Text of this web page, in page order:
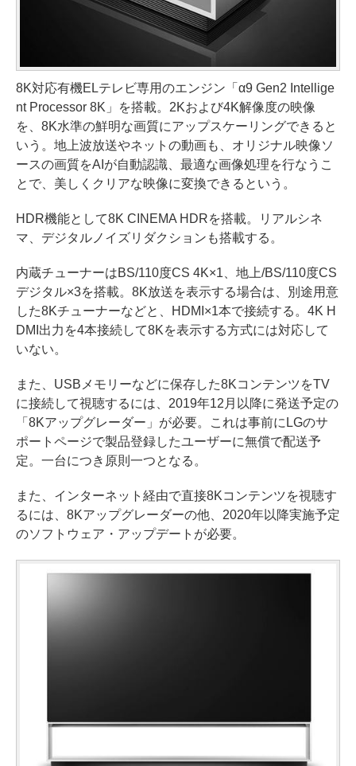
8K対応有機ELテレビ専用のエンジン「α9 Gen2 Intellige
nt Processor 8K」を搭載。2Kおよび4K解像度の映像
を、8K水準の鮮明な画質にアップスケーリングできると
いう。地上波放送やネットの動画も、オリジナル映像ソ
ースの画質をAIが自動認識、最適な画像処理を行なうこ
とで、美しくクリアな映像に変換できるという。
HDR機能として8K CINEMA HDRを搭載。リアルシネ
マ、デジタルノイズリダクションも搭載する。
内蔵チューナーはBS/110度CS 4K×1、地上/BS/110度CS
デジタル×3を搭載。8K放送を表示する場合は、別途用意
した8Kチューナーなどと、HDMI×1本で接続する。4K H
DMI出力を4本接続して8Kを表示する方式には対応して
いない。
また、USBメモリーなどに保存した8KコンテンツをTV
に接続して視聴するには、2019年12月以降に発送予定の
「8Kアップグレーダー」が必要。これは事前にLGのサ
ポートページで製品登録したユーザーに無償で配送予
定。一台につき原則一つとなる。
また、インターネット経由で直接8Kコンテンツを視聴す
るには、8Kアップグレーダーの他、2020年以降実施予定
のソフトウェア・アップデートが必要。